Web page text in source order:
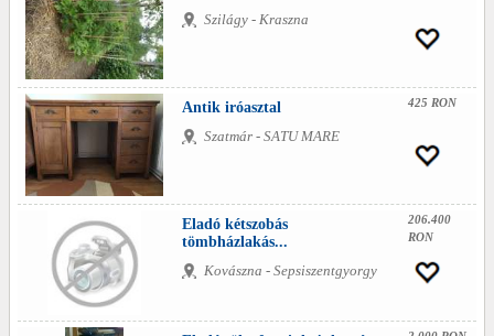
Szilágy - Kraszna
Antik iróasztal
Szatmár - SATU MARE
425 RON
Eladó kétszobás
tömbházlakás...
Kovászna - Sepsiszentgyorgy
206.400
RON